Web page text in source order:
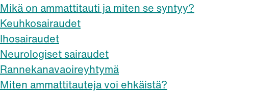
Mikä on ammattitauti ja miten se syntyy?
Keuhkosairaudet
Ihosairaudet
Neurologiset sairaudet
Rannekanavaoireyhtymä
Miten ammattitauteja voi ehkäistä?